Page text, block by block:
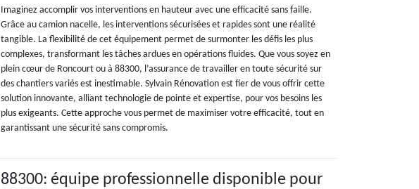
Imaginez accomplir vos interventions en hauteur avec une efficacité sans faille.
Grâce au camion nacelle, les interventions sécurisées et rapides sont une réalité
tangible. La flexibilité de cet équipement permet de surmonter les défis les plus
complexes, transformant les tâches ardues en opérations fluides. Que vous soyez en
plein cœur de Roncourt ou à 88300, l’assurance de travailler en toute sécurité sur
des chantiers variés est inestimable. Sylvain Rénovation est fier de vous offrir cette
solution innovante, alliant technologie de pointe et expertise, pour vos besoins les
plus exigeants. Cette approche vous permet de maximiser votre efficacité, tout en
garantissant une sécurité sans compromis.
88300: équipe professionnelle disponible pour